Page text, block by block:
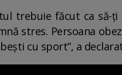
trebuie făcut ca să-
stres. Persoana
cu sport”, a